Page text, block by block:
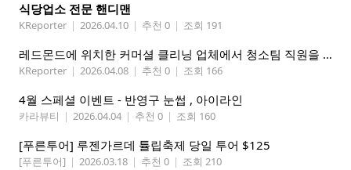
식당업소 전문 핸디맨
KReporter | 2026.04.10 | 추천 0 | 조회 191
레드몬드에 위치한 커머셜 클리닝 업체에서 청소팀 직원을 모집합니다.
KReporter | 2026.04.08 | 추천 0 | 조회 166
4월 스페셜 이벤트 - 반영구 눈썹 , 아이라인
카라뷰티 | 2026.04.04 | 추천 0 | 조회 160
[푸른투어] 루젠가르데 튤립축제 당일 투어 $125
[푸른투어] | 2026.03.18 | 추천 0 | 조회 210